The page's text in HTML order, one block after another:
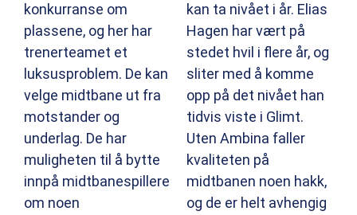
konkurranse om
plassene, og her har
trenerteamet et
luksusproblem. De kan
velge midtbane ut fra
motstander og
underlag. De har
muligheten til å bytte
innpå midtbanespillere
om noen
kan ta nivået i år. Elias
Hagen har vært på
stedet hvil i flere år, og
sliter med å komme
opp på det nivået han
tidvis viste i Glimt.
Uten Ambina faller
kvaliteten på
midtbanen noen hakk,
og de er helt avhengig